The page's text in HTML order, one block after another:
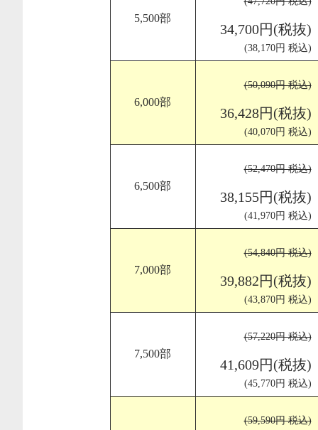
5,500部
34,700円(税抜)
(38,170円 税込)
6,000部
(50,090円 税込)
36,428円(税抜)
(40,070円 税込)
6,500部
(52,470円 税込)
38,155円(税抜)
(41,970円 税込)
7,000部
(54,840円 税込)
39,882円(税抜)
(43,870円 税込)
7,500部
(57,220円 税込)
41,609円(税抜)
(45,770円 税込)
(59,590円 税込)